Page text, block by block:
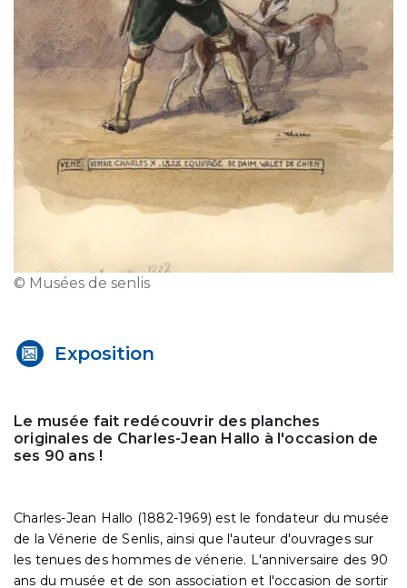
© Musées de senlis
Exposition
Le musée fait redécouvrir des planches
originales de Charles-Jean Hallo à l'occasion de
ses 90 ans !
Charles-Jean Hallo (1882-1969) est le fondateur du musée
de la Vénerie de Senlis, ainsi que l'auteur d'ouvrages sur
les tenues des hommes de vénerie. L'anniversaire des 90
ans du musée et de son association et l'occasion de sortir